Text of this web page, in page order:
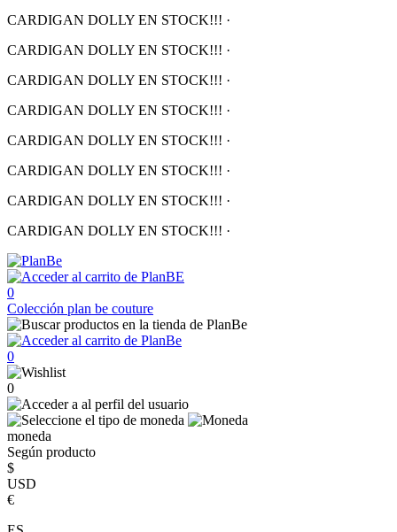
CARDIGAN DOLLY EN STOCK!!! ·
CARDIGAN DOLLY EN STOCK!!! ·
CARDIGAN DOLLY EN STOCK!!! ·
CARDIGAN DOLLY EN STOCK!!! ·
CARDIGAN DOLLY EN STOCK!!! ·
CARDIGAN DOLLY EN STOCK!!! ·
CARDIGAN DOLLY EN STOCK!!! ·
CARDIGAN DOLLY EN STOCK!!! ·
0
Colección plan be couture
0
0
moneda
Según producto
$
USD
€